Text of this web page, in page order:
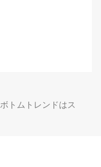
ボトムトレンドはス